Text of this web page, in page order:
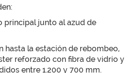
principal junto al azud de
hasta la estación de rebombeo,
reforzado con fibra de vidrio y
entre 1.200 y 700 mm.